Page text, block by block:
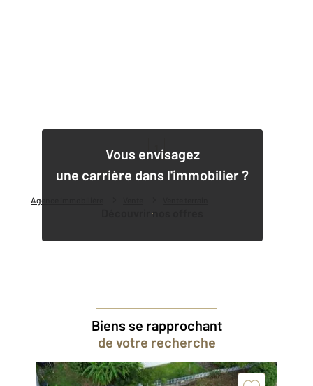
Agence immobilière
Vous envisagez
une carrière dans l'immobilier ?
Découvrir nos offres
Biens se rapprochant
de votre recherche